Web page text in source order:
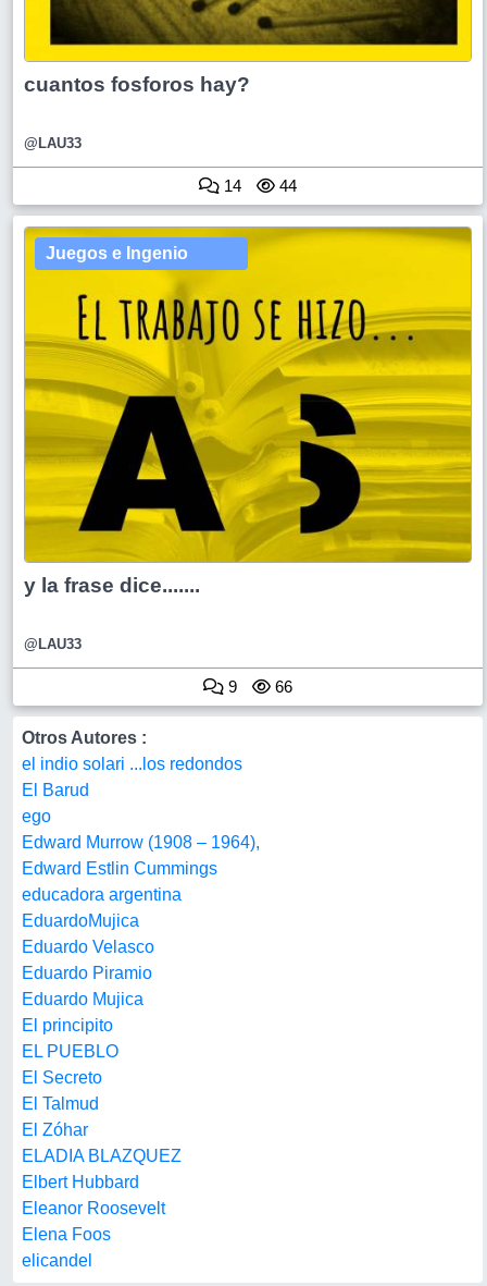
cuantos fosforos hay?
@LAU33
14 44
Juegos e Ingenio
y la frase dice.......
@LAU33
9 66
Otros Autores :
el indio solari ...los redondos
El Barud
ego
Edward Murrow (1908 – 1964),
Edward Estlin Cummings
educadora argentina
EduardoMujica
Eduardo Velasco
Eduardo Piramio
Eduardo Mujica
El principito
EL PUEBLO
El Secreto
El Talmud
El Zóhar
ELADIA BLAZQUEZ
Elbert Hubbard
Eleanor Roosevelt
Elena Foos
elicandel